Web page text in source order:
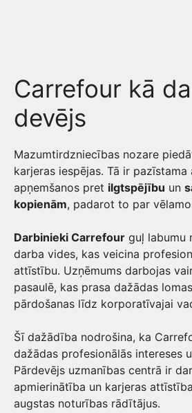
Carrefour kā
devējs
Mazumtirdzniecības nozare
karjeras iespējas. Tā ir pazīstama
apņemšanos pret ilgtspējību un
kopienām, padarot to par
Darbinieki Carrefour guļ labumu
darba vides, kas veicina
attīstību. Uzņēmums darbojas
pasaulē, kas prasa dažādas
pārdošanas līdz korporatīvajai
Šī dažādība nodrošina, ka
dažādas profesionālās intereses
Pārdevējs uzmanības centrā ir
apmierinātība un karjeras
augstas noturības rādītājus.